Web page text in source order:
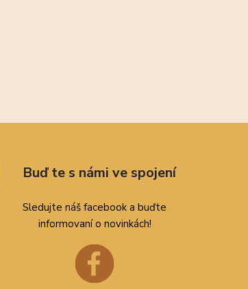
Buď te s námi ve spojení
Sledujte náš facebook a buďte
informovaní o novinkách!